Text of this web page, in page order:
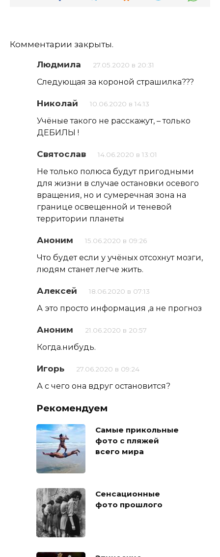
Комментарии закрыты.
Людмила 27.05.2020 в 20:31
Следующая за короной страшилка???
Николай 10.06.2020 в 14:13
Учёные такого не расскажут, – только
ДЕБИЛЫ !
Святослав 14.06.2020 в 13:01
Не только полюса будут пригодными
для жизни в случае остановки осевого
вращения, но и сумеречная зона на
границе освещенной и теневой
территории планеты
Аноним 15.06.2020 в 09:26
Что будет если у учёных отсохнут мозги,
людям станет легче жить.
Алексей 18.06.2020 в 07:13
А это просто информация ,а не прогноз
Аноним 21.06.2020 в 20:57
Когда.нибудь.
Игорь 27.06.2020 в 09:24
А с чего она вдруг остановится?
Рекомендуем
Самые прикольные
фото с пляжей
всего мира
Сенсационные
фото прошлого